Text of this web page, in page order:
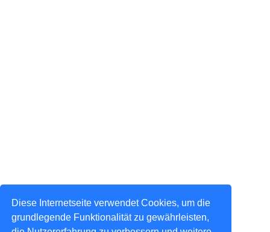
Diese Internetseite verwendet Cookies, um die
grundlegende Funktionalität zu gewährleisten,